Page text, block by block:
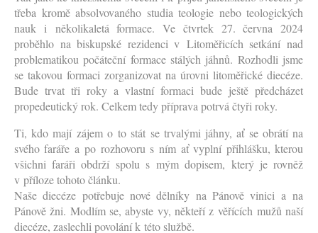
třeba kromě absolvovaného studia teologie nebo teologických
nauk i několikaletá formace. Ve čtvrtek 27. června 2024
proběhlo na biskupské rezidenci v Litoměřicích setkání nad
problematikou počáteční formace stálých jáhnů. Rozhodli jsme
se takovou formaci zorganizovat na úrovni litoměřické diecéze.
Bude trvat tři roky a vlastní formaci bude ještě předcházet
propedeutický rok. Celkem tedy příprava potrvá čtyři roky.
Ti, kdo mají zájem o to stát se trvalými jáhny, ať se obrátí na
svého faráře a po rozhovoru s ním ať vyplní přihlášku, kterou
všichni faráři obdrží spolu s mým dopisem, který je rovněž
v příloze tohoto článku.
Naše diecéze potřebuje nové dělníky na Pánově vinici a na
Pánově žni. Modlím se, abyste vy, někteří z věřících mužů naší
diecéze, zaslechli povolání k této službě.